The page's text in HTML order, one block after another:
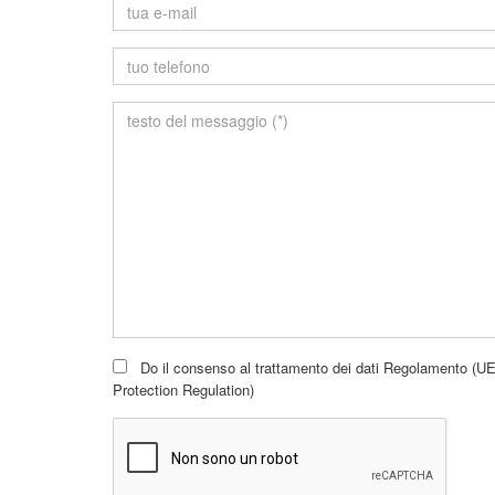
mail
Telefono
Messaggio
Do il consenso al trattamento dei dati Regolamento
Protection Regulation)